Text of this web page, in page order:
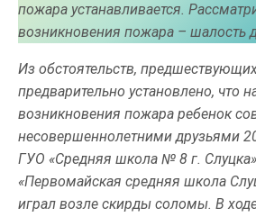
пожара устанавливается.
возникновения пожара – шалость
Из обстоятельств,
предварительно установлено, что
возникновения пожара ребенок
несовершеннолетними друзьями
ГУО «Средняя школа № 8 г.
«Первомайская средняя школа
играл возле скирды соломы. В